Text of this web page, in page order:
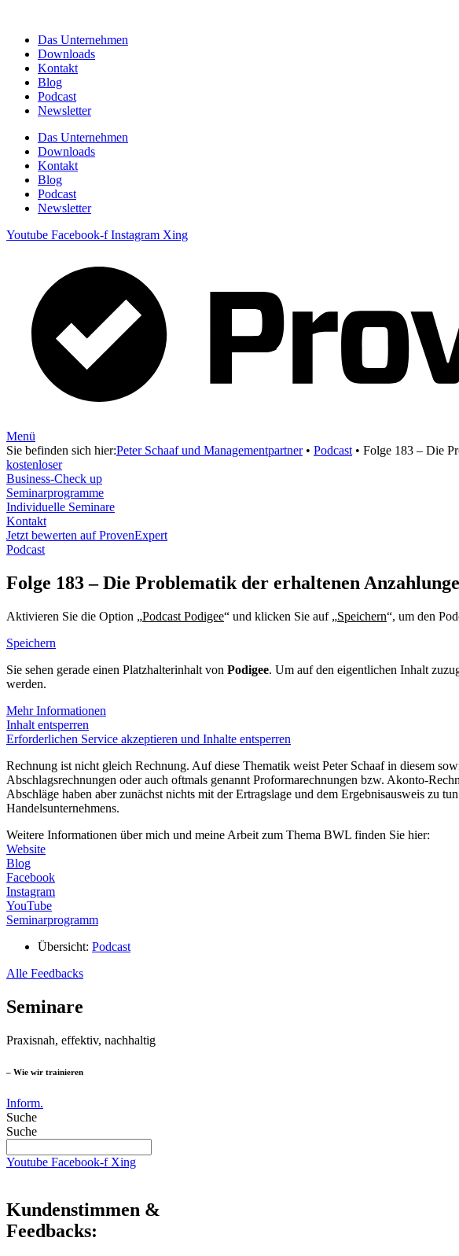
springenDas Unternehmen
Downloads
Kontakt
Blog
Podcast
Newsletter
Das Unternehmen
Downloads
Kontakt
Blog
Podcast
Newsletter
Youtube Facebook-f Instagram Xing
Menü
Sie befinden sich hier:Peter Schaaf und Managementpartner• Podcast • Folge 183 – Die
kostenloser
Business-Check up
Seminarprogramme
Individuelle Seminare
Kontakt
Jetzt bewerten auf ProvenExpert
Podcast
Folge 183 – Die Problematik der erhaltenen
Aktivieren Sie die Option „Podcast Podigee“ und klicken Sie auf „Speichern“, um den
Speichern
Sie sehen gerade einen Platzhalterinhalt von Podigee. Um auf den eigentlichen Inhalt
werden.
Mehr Informationen
Inhalt entsperren
Erforderlichen Service akzeptieren und Inhalte entsperren
Rechnung ist nicht gleich Rechnung. Auf diese Thematik weist Peter Schaaf in diesem
Abschlagsrechnungen oder auch oftmals genannt Proformarechnungen bzw. Akonto-
Abschläge haben aber zunächst nichts mit der Ertragslage und dem Ergebnisausweis zu
Handelsunternehmens.
Weitere Informationen über mich und meine Arbeit zum Thema BWL finden Sie hier:
Website
Blog
Facebook
Instagram
YouTube
Seminarprogramm
Übersicht: Podcast
Alle Feedbacks
Seminare
Praxisnah, effektiv, nachhaltig
– Wie wir trainieren
Inform.
Suche
Suche
Youtube Facebook-f Xing
Kundenstimmen &
Feedbacks: